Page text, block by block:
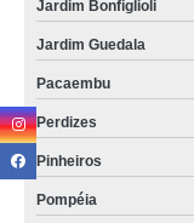
Jardim Bonfiglioli
Jardim Guedala
Pacaembu
Perdizes
Pinheiros
Pompéia